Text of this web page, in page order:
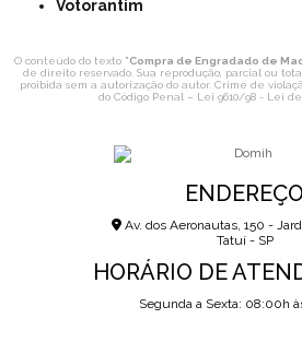
Votorantim
O conteúdo do texto "Compra de Engradado de
de direito reservado. Sua reprodução, parcial ou
proibida sem a autorização do autor. Crime de
do Código Penal – Lei 9610/98 - Lei
ENDEREÇO
Av. dos Aeronautas, 150 -
Tatuí - SP
HORÁRIO DE
Segunda a Sexta: 08:00h